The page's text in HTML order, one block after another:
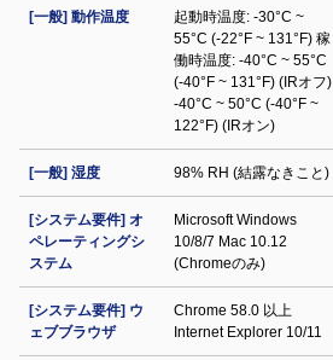
[一般] 動作温度
起動時温度: -30°C ~
55°C (-22°F ~ 131°F) 稼
働時温度: -40°C ~ 55°C
(-40°F ~ 131°F) (IRオフ)
-40°C ~ 50°C (-40°F ~
122°F) (IRオン)
[一般] 湿度 98% RH (結露なきこと)
[システム要件] オ
ペレーティングシ
ステム
Microsoft Windows
10/8/7 Mac 10.12
(Chromeのみ)
[システム要件] ウ
ェブブラウザ
Chrome 58.0 以上
Internet Explorer 10/11